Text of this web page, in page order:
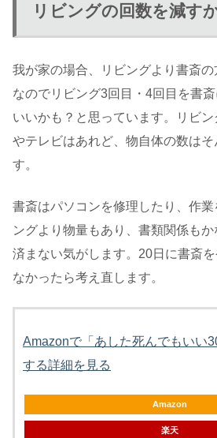
リビングの回数を減す
我が家の場合、リビングより書斎
なのでリビング3回目・4回目を書
いいかも？と思っています。リビ
やテレビはあれど、物自体の数は
す。
書斎はパソコンを修理したり、作
ングより物量もあり、書類関係も
済まない気がします。20日に書斎
なかったら考え直します。
Amazonで「あした死んでもいい
する詳細を見る
Amazon
楽天